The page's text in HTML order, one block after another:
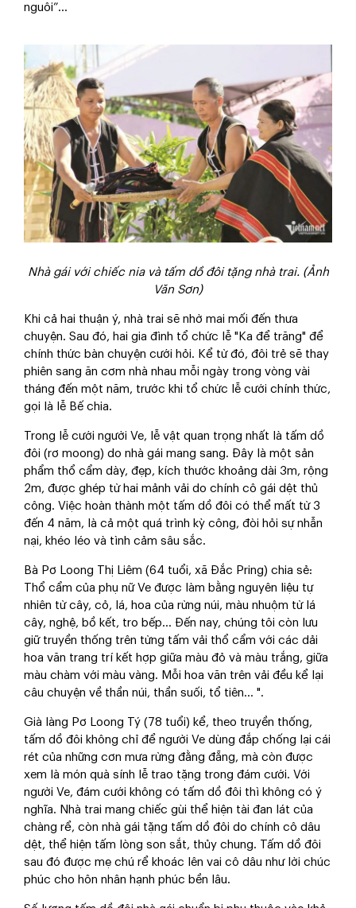
nguôi”…
Nhà gái với chiếc nia và tấm dồ đôi tặng nhà trai. (Ảnh
Văn Sơn)
Khi cả hai thuận ý, nhà trai sẽ nhờ mai mối đến thưa
chuyện. Sau đó, hai gia đình tổ chức lễ "Ka để trăng" để
chính thức bàn chuyện cưới hỏi. Kể từ đó, đôi trẻ sẽ thay
phiên sang ăn cơm nhà nhau mỗi ngày trong vòng vài
tháng đến một năm, trước khi tổ chức lễ cưới chính thức,
gọi là lễ Bế chia.
Trong lễ cưới người Ve, lễ vật quan trọng nhất là tấm dồ
đôi (rơ moong) do nhà gái mang sang. Đây là một sản
phẩm thổ cẩm dày, đẹp, kích thước khoảng dài 3m, rộng
2m, được ghép từ hai mảnh vải do chính cô gái dệt thủ
công. Việc hoàn thành một tấm dồ đôi có thể mất từ 3
đến 4 năm, là cả một quá trình kỳ công, đòi hỏi sự nhẫn
nại, khéo léo và tình cảm sâu sắc.
Bà Pơ Loong Thị Liêm (64 tuổi, xã Đắc Pring) chia sẻ:
Thổ cẩm của phụ nữ Ve được làm bằng nguyên liệu tự
nhiên từ cây, cỏ, lá, hoa của rừng núi, màu nhuộm từ lá
cây, nghệ, bồ kết, tro bếp… Đến nay, chúng tôi còn lưu
giữ truyền thống trên từng tấm vải thổ cẩm với các dải
hoa văn trang trí kết hợp giữa màu đỏ và màu trắng, giữa
màu chàm với màu vàng. Mỗi hoa văn trên vải đều kể lại
câu chuyện về thần núi, thần suối, tổ tiên... ".
Già làng Pơ Loong Tý (78 tuổi) kể, theo truyền thống,
tấm dồ đôi không chỉ để người Ve dùng đắp chống lại cái
rét của những cơn mưa rừng đằng đẵng, mà còn được
xem là món quà sính lễ trao tặng trong đám cưới. Với
người Ve, đám cưới không có tấm dồ đôi thì không có ý
nghĩa. Nhà trai mang chiếc gùi thể hiện tài đan lát của
chàng rể, còn nhà gái tặng tấm dồ đôi do chính cô dâu
dệt, thể hiện tấm lòng son sắt, thủy chung. Tấm dồ đôi
sau đó được mẹ chú rể khoác lên vai cô dâu như lời chúc
phúc cho hôn nhân hạnh phúc bền lâu.